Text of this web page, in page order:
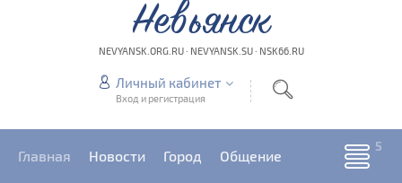
Невьянск
NEVYANSK.ORG.RU · NEVYANSK.SU · NSK66.RU
Личный кабинет
Вход и регистрация
Главная Новости Город Общение